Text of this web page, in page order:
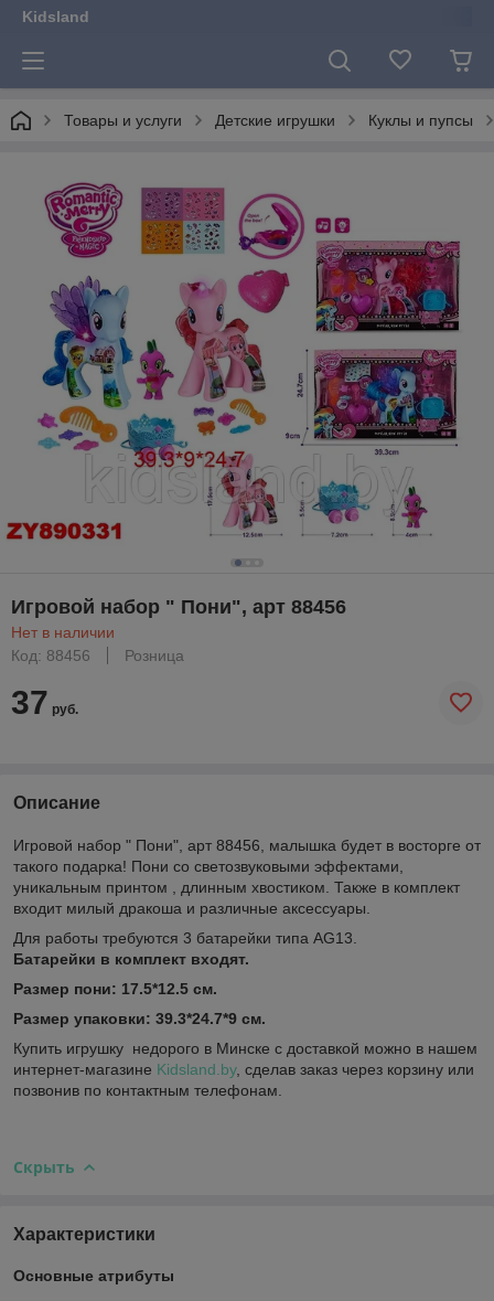
Kidsland
Товары и услуги Детские игрушки Куклы и пупсы
Игровой набор " Пони", арт 88456
Нет в наличии
Код: 88456
Розница
37 руб.
Описание
Игровой набор " Пони", арт 88456, малышка будет в восторге от
такого подарка! Пони со светозвуковыми эффектами,
уникальным принтом , длинным хвостиком. Также в комплект
входит милый дракоша и различные аксессуары.
Для работы требуются 3 батарейки типа AG13.
Батарейки в комплект входят.
Размер пони: 17.5*12.5 см.
Размер упаковки: 39.3*24.7*9 см.
Купить игрушку недорого в Минске с доставкой можно в нашем
интернет-магазине Kidsland.by, сделав заказ через корзину или
позвонив по контактным телефонам.
Скрыть
Характеристики
Основные атрибуты